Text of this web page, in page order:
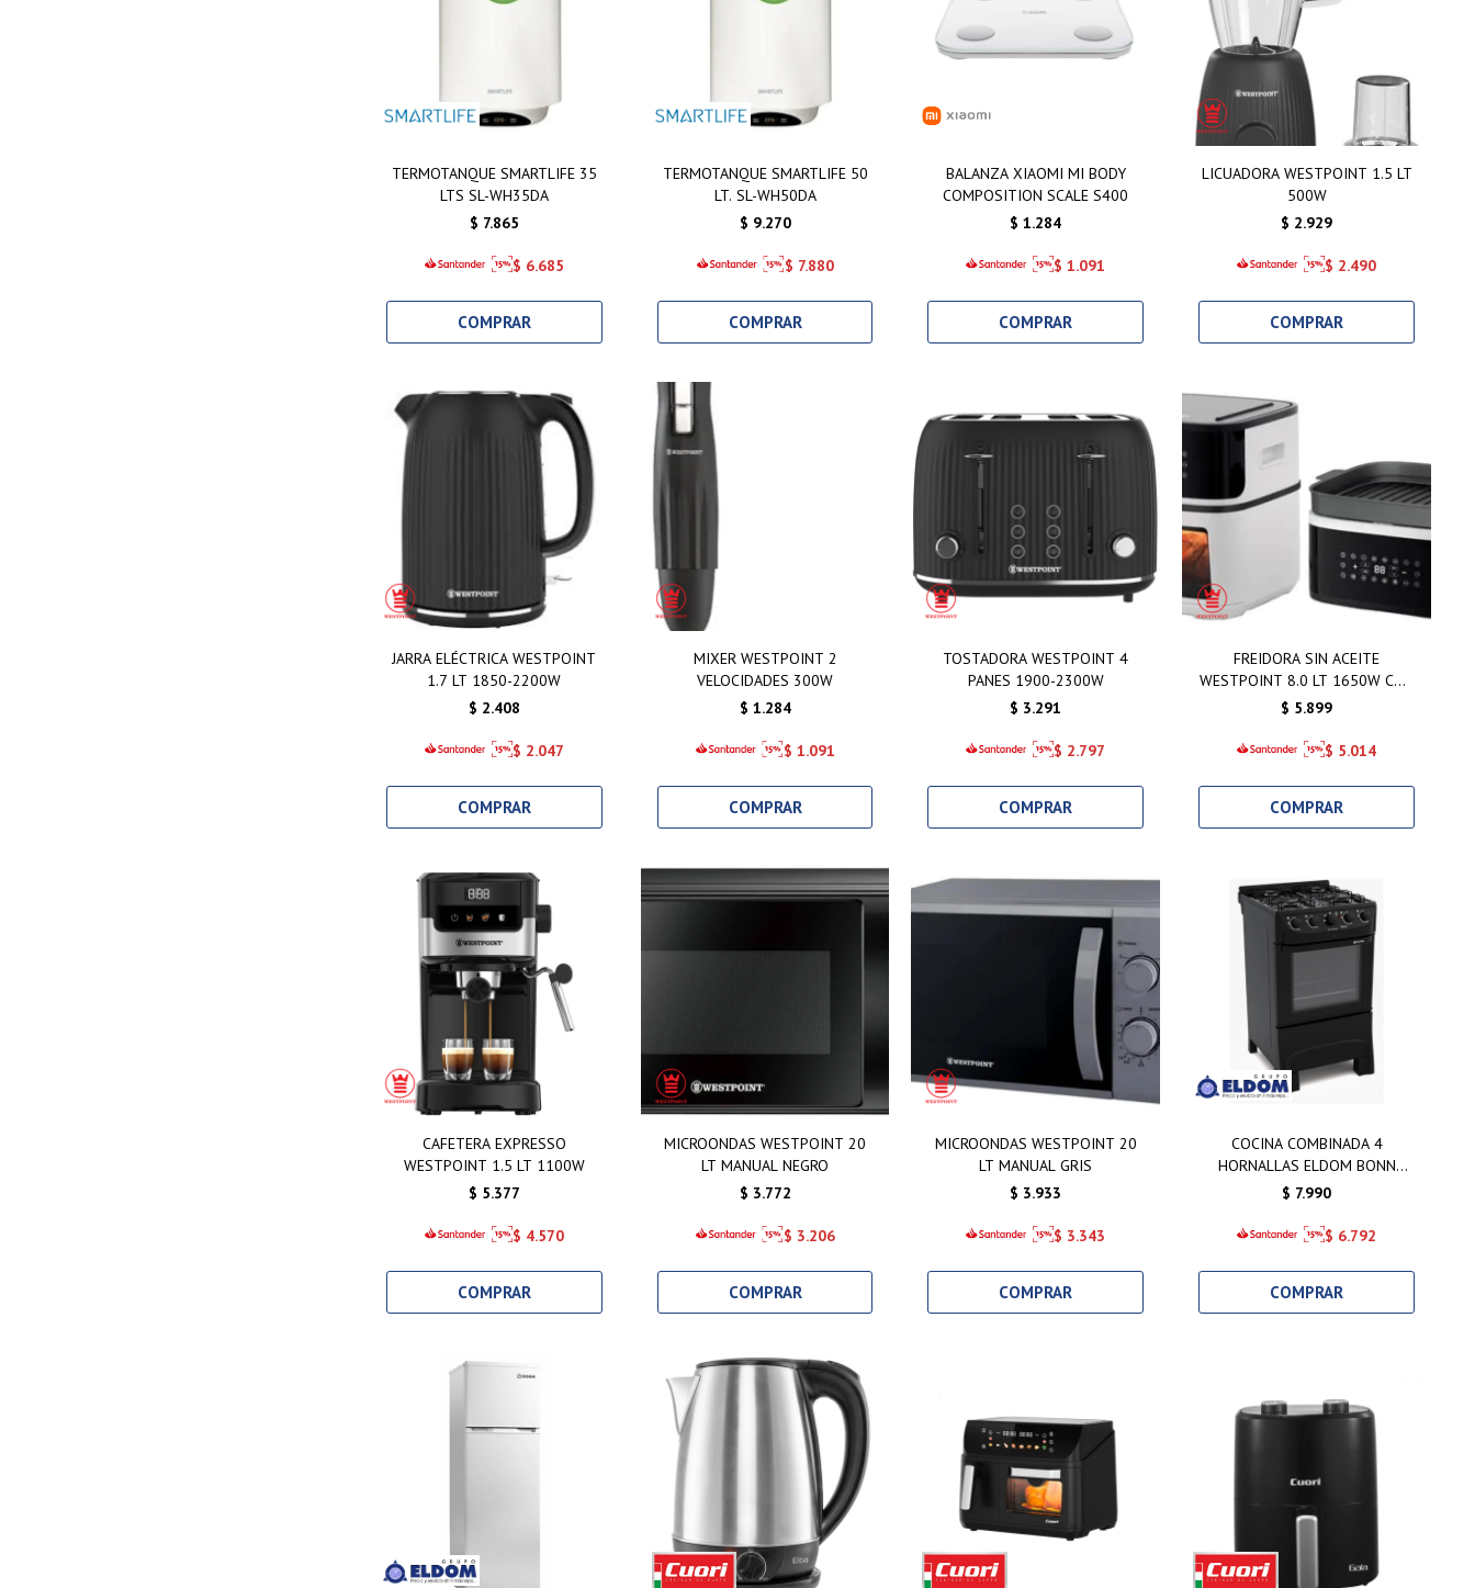
TERMOTANQUE SMARTLIFE 35
LTS SL-WH35DA
$ 7.865
$ 6.685
TERMOTANQUE SMARTLIFE 50
LT. SL-WH50DA
$ 9.270
$ 7.880
BALANZA XIAOMI MI BODY
COMPOSITION SCALE S400
$ 1.284
$ 1.091
LICUADORA WESTPOINT 1.5 LT
500W
$ 2.929
$ 2.490
JARRA ELÉCTRICA WESTPOINT
1.7 LT 1850-2200W
$ 2.408
$ 2.047
MIXER WESTPOINT 2
VELOCIDADES 300W
$ 1.284
$ 1.091
TOSTADORA WESTPOINT 4
PANES 1900-2300W
$ 3.291
$ 2.797
FREIDORA SIN ACEITE
WESTPOINT 8.0 LT 1650W CON
GRILL BLANCO
$ 5.899
$ 5.014
CAFETERA EXPRESSO
WESTPOINT 1.5 LT 1100W
$ 5.377
$ 4.570
MICROONDAS WESTPOINT 20
LT MANUAL NEGRO
$ 3.772
$ 3.206
MICROONDAS WESTPOINT 20
LT MANUAL GRIS
$ 3.933
$ 3.343
COCINA COMBINADA 4
HORNALLAS ELDOM BONN
NEGRA
$ 7.990
$ 6.792